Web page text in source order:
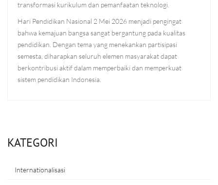
transformasi kurikulum dan pemanfaatan teknologi.
Hari Pendidikan Nasional 2 Mei 2026 menjadi pengingat
bahwa kemajuan bangsa sangat bergantung pada kualitas
pendidikan. Dengan tema yang menekankan partisipasi
semesta, diharapkan seluruh elemen masyarakat dapat
berkontribusi aktif dalam memperbaiki dan memperkuat
sistem pendidikan Indonesia.
KATEGORI
Internationalisasi